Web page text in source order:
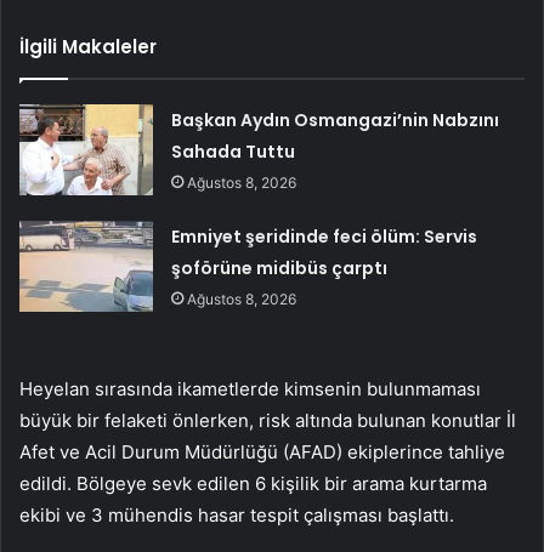
İlgili Makaleler
Başkan Aydın Osmangazi’nin Nabzını
Sahada Tuttu
Ağustos 8, 2026
Emniyet şeridinde feci ölüm: Servis
şoförüne midibüs çarptı
Ağustos 8, 2026
Heyelan sırasında ikametlerde kimsenin bulunmaması
büyük bir felaketi önlerken, risk altında bulunan konutlar İl
Afet ve Acil Durum Müdürlüğü (AFAD) ekiplerince tahliye
edildi. Bölgeye sevk edilen 6 kişilik bir arama kurtarma
ekibi ve 3 mühendis hasar tespit çalışması başlattı.